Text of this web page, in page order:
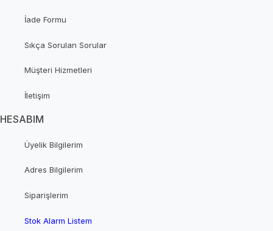
İade Formu
Sıkça Sorulan Sorular
Müşteri Hizmetleri
İletişim
HESABIM
Üyelik Bilgilerim
Adres Bilgilerim
Siparişlerim
Stok Alarm Listem